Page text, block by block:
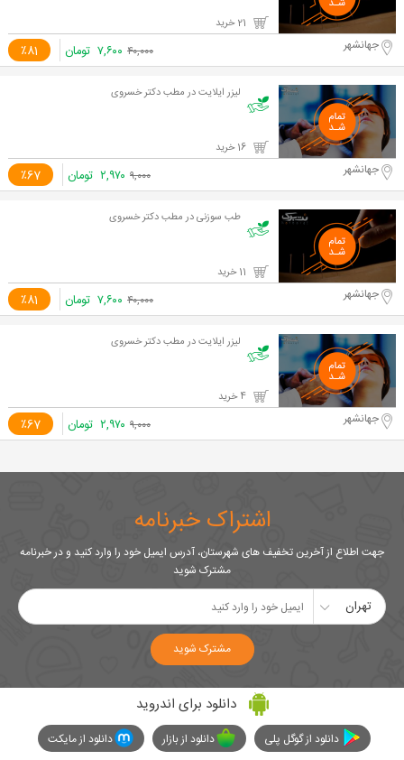
٪81 جهانشهر ۴۰,۰۰۰ ۷,۶۰۰ تومان
لیزر ایلایت در مطب دکتر خسروی
٪67 جهانشهر ۹,۰۰۰ ۲,۹۷۰ تومان
طب سوزنی در مطب دکتر خسروی
٪81 جهانشهر ۴۰,۰۰۰ ۷,۶۰۰ تومان
لیزر ایلایت در مطب دکتر خسروی
٪67 جهانشهر ۹,۰۰۰ ۲,۹۷۰ تومان
اشتراک خبرنامه
جهت اطلاع از آخرین تخفیف های شهرستان، آدرس ایمیل خود را وارد کنید و در خبرنامه
مشترک شوید
تهران
مشترک شوید
دانلود برای اندروید
دانلود از گوگل پلی دانلود از بازار دانلود از مایکت